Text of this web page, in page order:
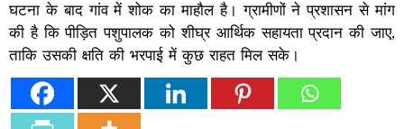
घटना के बाद गांव में शोक का माहौल है। ग्रामीणों ने प्रशासन से मांग
की है कि पीड़ित पशुपालक को शीघ्र आर्थिक सहायता प्रदान की जाए,
ताकि उसकी क्षति की भरपाई में कुछ राहत मिल सके।